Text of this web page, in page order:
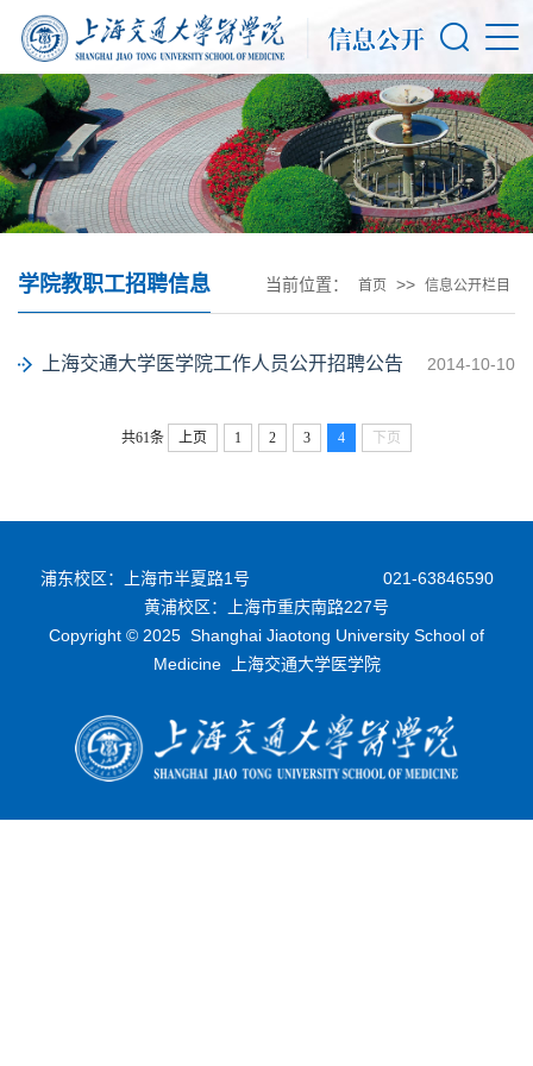
学院教职工招聘信息 当前位置： 首页 >> 信息公开栏目
上海交通大学医学院工作人员公开招聘公告 2014-10-10
共61条 上页 1 2 3 4 下页
浦东校区：上海市半夏路1号 021-63846590
黄浦校区：上海市重庆南路227号
Copyright © 2025 Shanghai Jiaotong University School of
Medicine 上海交通大学医学院